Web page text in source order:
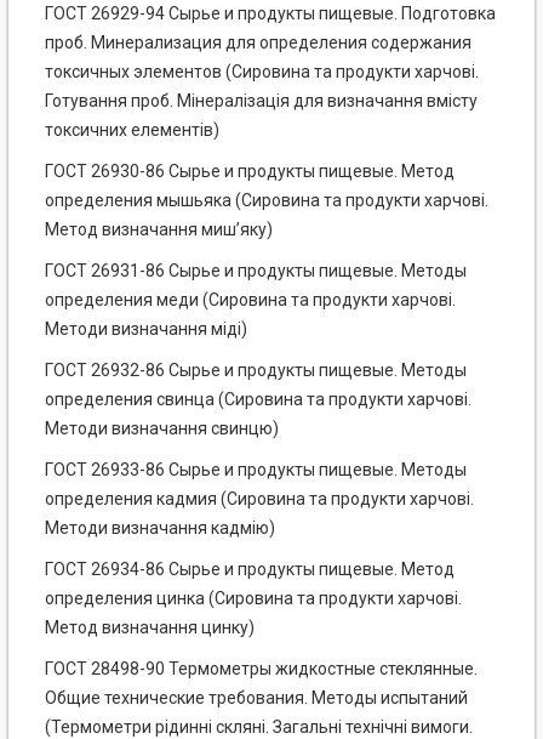
ГОСТ 26929-94 Сырье и продукты пищевые. Подготовка
проб. Минерализация для определения содержания
токсичных элементов (Сировина та продукти харчові.
Готування проб. Мінералізація для визначання вмісту
токсичних елементів)
ГОСТ 26930-86 Сырье и продукты пищевые. Метод
определения мышьяка (Сировина та продукти харчові.
Метод визначання миш’яку)
ГОСТ 26931-86 Сырье и продукты пищевые. Методы
определения меди (Сировина та продукти харчові.
Методи визначання міді)
ГОСТ 26932-86 Сырье и продукты пищевые. Методы
определения свинца (Сировина та продукти харчові.
Методи визначання свинцю)
ГОСТ 26933-86 Сырье и продукты пищевые. Методы
определения кадмия (Сировина та продукти харчові.
Методи визначання кадмію)
ГОСТ 26934-86 Сырье и продукты пищевые. Метод
определения цинка (Сировина та продукти харчові.
Метод визначання цинку)
ГОСТ 28498-90 Термометры жидкостные стеклянные.
Общие технические требования. Методы испытаний
(Термометри рідинні скляні. Загальні технічні вимоги.